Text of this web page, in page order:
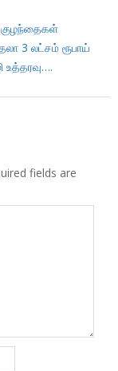
குழந்தைகள்
தலா 3 லட்சம் ரூபாய்
உத்தரவு….
fields are